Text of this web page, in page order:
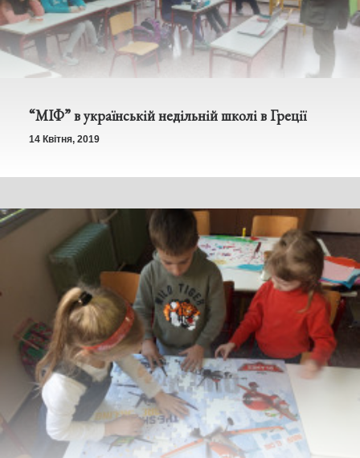
“МІФ” в українській недільній школі в Греції
14 Квітня, 2019